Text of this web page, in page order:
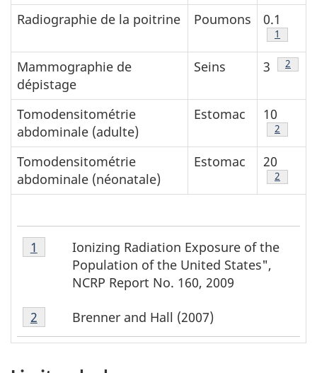
Radiographie de la poitrine Poumons 0.1
table 2
1
Mammographie de
dépistage
Seins 3 table
2
Tomodensitométrie
abdominale (adulte)
Estomac 10
table 2
2
Tomodensitométrie
abdominale (néonatale)
Estomac 20
table 2
2
N
t
e
Note
1
2
Ionizing Radiation Exposure of the
Population of the United States",
NCRP Report No. 160, 2009
Retour à lapremièreréférence de la note
1 du tableau 2
Note
2
du
Brenner and Hall (2007)
Retour à lapremièreréférence de la note
2 du tableau 2